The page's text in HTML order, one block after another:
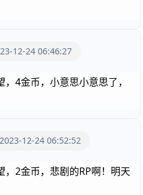
12-24 06:46:27
4金币，小意思小意思了，
2023-12-24 06:52:52
2金币，悲剧的RP啊！明天